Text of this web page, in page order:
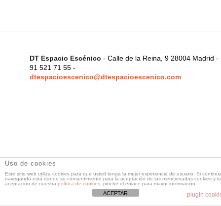
DT Espacio Escénico - Calle de la Reina, 9 28004 Madrid -
91 521 71 55 -
dtespacioescenico@dtespacioescenico.com
Uso de cookies
Este sitio web utiliza cookies para que usted tenga la mejor experiencia de usuario. Si
navegando está dando su consentimiento para la aceptación de las mencionadas cookies y la
aceptación de nuestra política de cookies , pinche el enlace para mayor información.
plugin
ACEPTAR